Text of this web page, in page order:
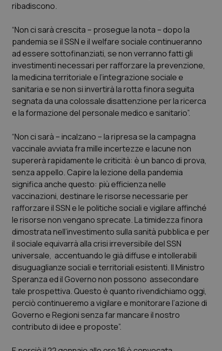
Liguria
Lombardia
Marche
Piemonte
Provincia Autonoma di Bolzano
Provincia Autonoma di Trento
Puglia
Sardegna
Sicilia
Toscana
Umbria
Disturbi dell’umore
Dolore
Donna & Salute
HIV
Infezioni & Febbre
Ipertensione & Scompenso
Malattie rare
Malattia di Crohn & Rettocolite Ulcerosa
Neuroscienze & patologie neurodegenerative
Obesità
Oftalmologia
ribadiscono.
“Non ci sarà crescita – prosegue la nota – dopo la
pandemia se il SSN e il welfare sociale continueranno
ad essere sottofinanziati, se non verranno fatti gli
investimenti necessari per rafforzare la prevenzione,
la medicina territoriale e l’integrazione sociale e
sanitaria e se non si invertirà la rotta finora seguita
segnata da una colossale disattenzione per la ricerca
e la formazione del personale medico e sanitario”.
“Non ci sarà – incalzano – la ripresa se la campagna
vaccinale avviata fra mille incertezze e lacune non
supererà rapidamente le criticità: è un banco di prova,
senza appello. Capire la lezione della pandemia
significa anche questo: più efficienza nelle
vaccinazioni, destinare le risorse necessarie per
rafforzare il SSN e le politiche sociali e vigilare affinché
le risorse non vengano sprecate. La timidezza finora
dimostrata nell’investimento sulla sanità pubblica e per
il sociale equivarrà alla crisi irreversibile del SSN
universale, accentuando le già diffuse e intollerabili
disuguaglianze sociali e territoriali esistenti. Il Ministro
Speranza ed il Governo non possono assecondare
tale prospettiva. Questo è quanto rivendichiamo oggi,
perciò continueremo a vigilare e monitorare l’azione di
Governo e Regioni senza far mancare il nostro
contributo di idee e proposte”.